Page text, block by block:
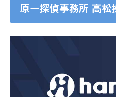
原一探偵事務所 高松